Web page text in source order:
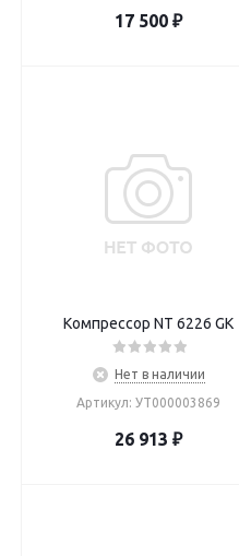
17 500 ₽
Компрессор NT 6226 GK
Нет в наличии
Артикул: УТ000003869
26 913 ₽